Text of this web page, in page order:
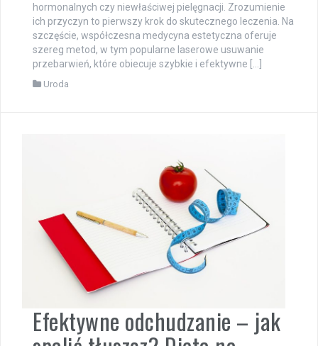
hormonalnych czy niewłaściwej pielęgnacji. Zrozumienie
ich przyczyn to pierwszy krok do skutecznego leczenia. Na
szczęście, współczesna medycyna estetyczna oferuje
szereg metod, w tym popularne laserowe usuwanie
przebarwień, które obiecuje szybkie i efektywne […]
Uroda
Efektywne odchudzanie – jak